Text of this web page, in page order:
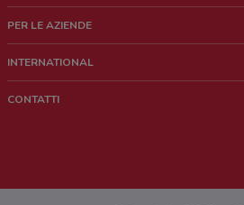
Chi siamo
Lavora con noi
PER LE AZIENDE
Richieste commerciali e marketing
INTERNATIONAL
CONTATTI
Hai un malfunzionamento sul web o sull'app?